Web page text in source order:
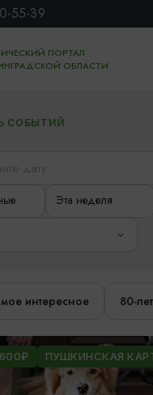
55-39
ПОРТАЛ
ОБЛАСТИ
СОБЫТИЙ
Эта неделя
интересное 80-
ПУШКИНСКАЯ